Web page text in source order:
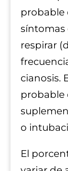
probable
síntomas
respirar
cianosis.
probable
o
El